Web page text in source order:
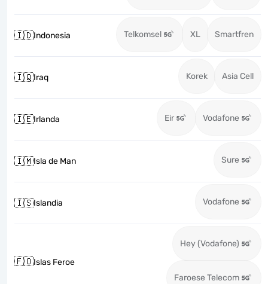
🇮🇩Indonesia Telkomsel XL Smartfren
🇮🇶Iraq Korek Asia Cell
🇮🇪Irlanda Eir Vodafone
🇮🇲Isla de Man Sure
🇮🇸Islandia Vodafone
🇫🇴Islas Feroe
Hey (Vodafone)
Faroese Telecom